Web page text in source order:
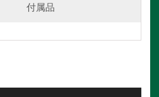
付属品